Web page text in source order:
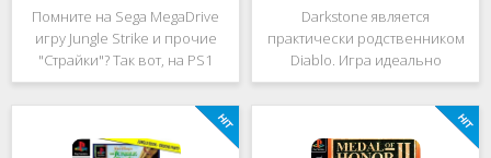
Помните на Sega MegaDrive
игру Jungle Strike и прочие
"Страйки"? Так вот, на PS1
данная серия продолжила
своё существование. Вышло
ещё 2 "Страйка", где мы всё
так же управляем вертолётом
Darkstone является
практически родственником
Diablo. Игра идеально
подойдёт для тех, кто ищет
альтернативу последнему.
Несмотря на то, что эти 2
игры создавались разными